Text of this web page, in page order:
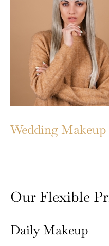
Wedding Makeup
Our Flexible
Daily Makeup